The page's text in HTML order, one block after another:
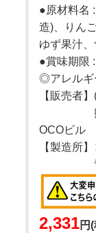
●原材料名
造)、りん
ゆず果汁
●賞味期限
◎アレルギ
【販売者
熊本市
OCOビル
【製造所
青森県
2,331円